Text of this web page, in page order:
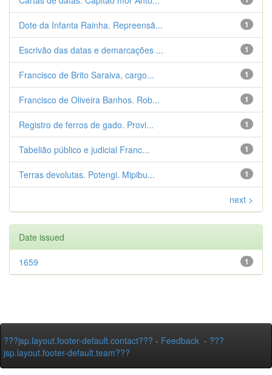
1
Dote da Infanta Rainha. Repreensã...
1
Escrivão das datas e demarcações ...
1
Francisco de Brito Saraiva, cargo...
1
Francisco de Oliveira Banhos. Rob...
1
Registro de ferros de gado. Provi...
1
Tabelião público e judicial Franc...
1
Terras devolutas. Potengi. Mipibu...
next >
Date issued
1
1659
???jsp.layout.footer-default.contact??? - Feedback - ???
jsp.layout.footer-default.team???